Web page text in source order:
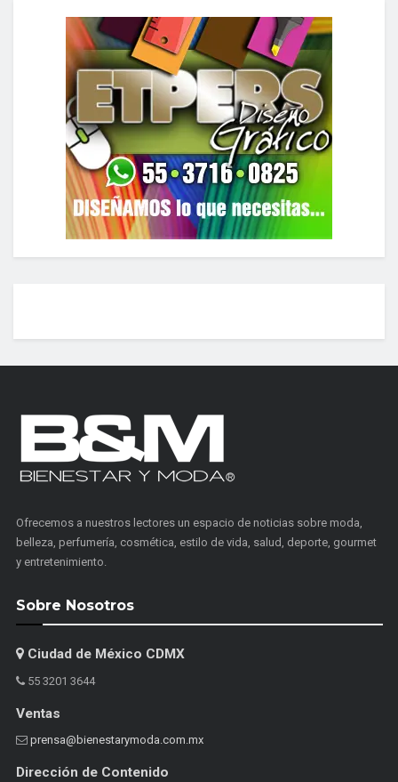
Ofrecemos a nuestros lectores un espacio de noticias sobre moda,
belleza, perfumería, cosmética, estilo de vida, salud, deporte, gourmet
y entretenimiento.
Sobre Nosotros
Ciudad de México CDMX
55 3201 3644
Ventas
prensa@bienestarymoda.com.mx
Dirección de Contenido